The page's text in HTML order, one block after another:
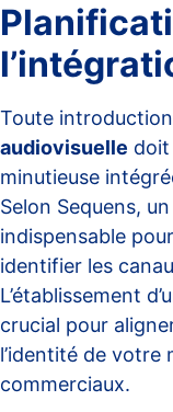
Toute
audiovisuelle
minutieuse
Selon Sequens,
indispensable
identifier les
L’établissement
crucial pour
l’identité de votre
commerciaux.